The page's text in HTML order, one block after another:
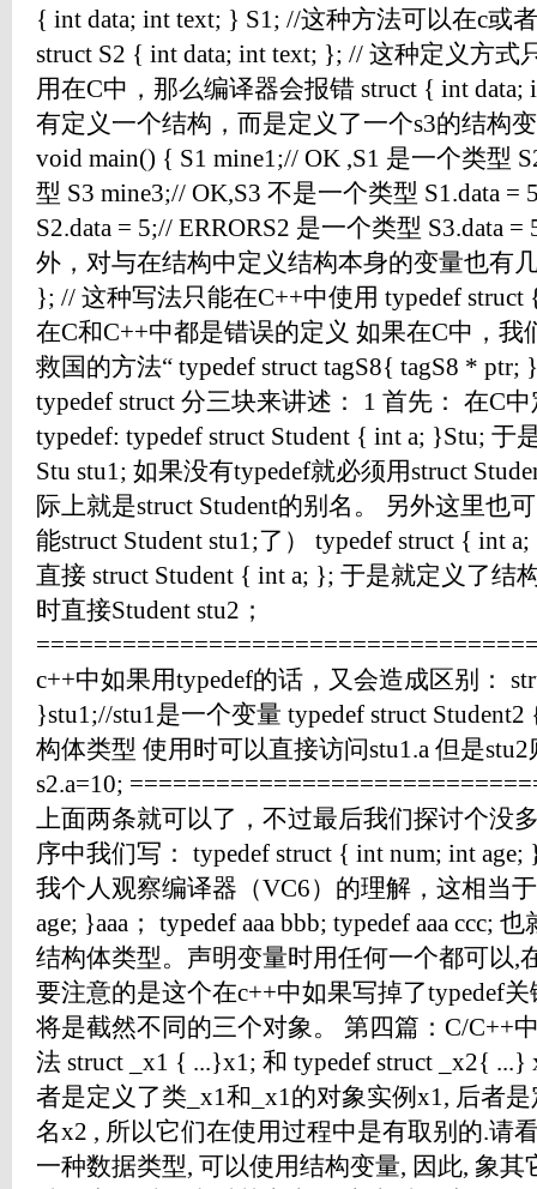
{ int data; int text; } S1; //这种方法可以在c或
struct S2 { int data; int text; }; // 这种定义方
用在C中，那么编译器会报错 struct { int
有定义一个结构，而是定义了一个s3的结构
void main() { S1 mine1;// OK ,S1 是一个类型
型 S3 mine3;// OK,S3 不是一个类型 S1.data =
S2.data = 5;// ERRORS2 是一个类型 S3.data
外，对与在结构中定义结构本身的变量也有
}; // 这种写法只能在C++中使用 typedef
在C和C++中都是错误的定义 如果在C中，我
救国的方法“ typedef struct tagS8{ tagS8 * ptr;
typedef struct 分三块来讲述： 1 首先： 在C
typedef: typedef struct Student { int a; }Stu;
Stu stu1; 如果没有typedef就必须用struct
际上就是struct Student的别名。 另外这里也
能struct Student stu1;了） typedef struct { int
直接 struct Student { int a; }; 于是就定义了结
时直接Student stu2；
c++中如果用typedef的话，又会造成区别：
}stu1;//stu1是一个变量 typedef struct
构体类型 使用时可以直接访问stu1.a 但是stu2
s2.a=10;
上面两条就可以了，不过最后我们探讨个没
序中我们写： typedef struct { int num; int age;
我个人观察编译器（VC6）的理解，这相当
age; }aaa； typedef aaa bbb; typedef aaa ccc;
结构体类型。声明变量时用任何一个都可以,
要注意的是这个在c++中如果写掉了typedef关
将是截然不同的三个对象。 第四篇：C/C++
法 struct _x1 { ...}x1; 和 typedef struct _x2{
者是定义了类_x1和_x1的对象实例x1, 后者
名x2 , 所以它们在使用过程中是有取别的.请
一种数据类型, 可以使用结构变量, 因此, 象